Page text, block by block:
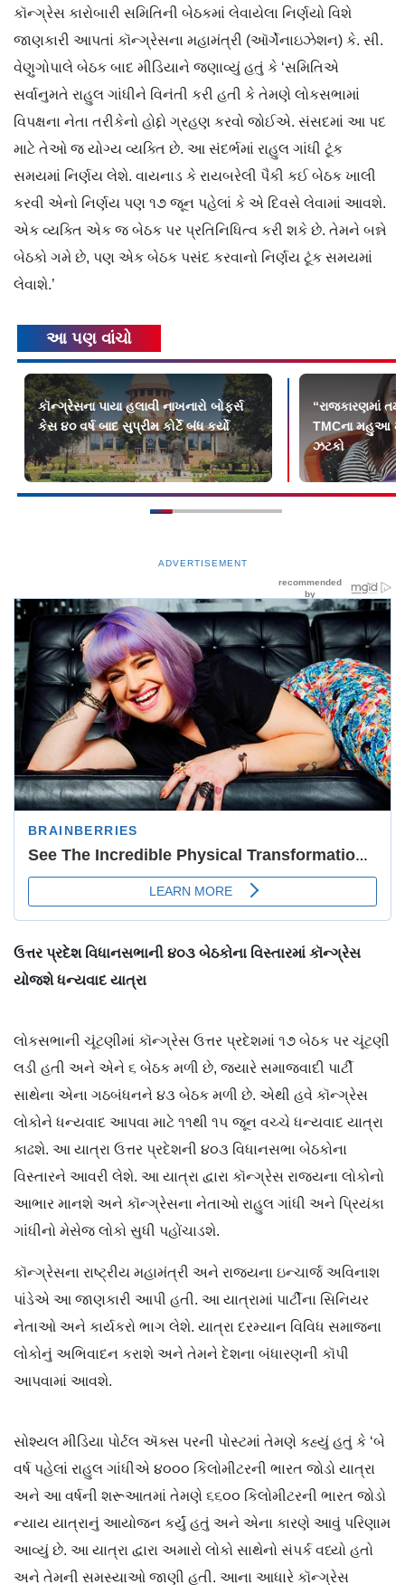
કૉન્ગ્રેસ કારોબારી સમિતિની બેઠકમાં લેવાયેલા નિર્ણયો વિશે
જાણકારી આપતાં કૉન્ગ્રેસના મહામંત્રી (ઑર્ગેનાઇઝેશન) કે. સી.
વેણુગોપાલે બેઠક બાદ મીડિયાને જણાવ્યું હતું કે ‘સમિતિએ
સર્વાનુમતે રાહુલ ગાંધીને વિનંતી કરી હતી કે તેમણે લોકસભામાં
વિપક્ષના નેતા તરીકેનો હોદ્દો ગ્રહણ કરવો જોઈએ. સંસદમાં આ પદ
માટે તેઓ જ યોગ્ય વ્યક્તિ છે. આ સંદર્ભમાં રાહુલ ગાંધી ટૂંક
સમયમાં નિર્ણય લેશે. વાયનાડ કે રાયબરેલી પૈકી કઈ બેઠક ખાલી
કરવી એનો નિર્ણય પણ ૧૭ જૂન પહેલાં કે એ દિવસે લેવામાં આવશે.
એક વ્યક્તિ એક જ બેઠક પર પ્રતિનિધિત્વ કરી શકે છે. તેમને બન્ને
બેઠકો ગમે છે, પણ એક બેઠક પસંદ કરવાનો નિર્ણય ટૂંક સમયમાં
લેવાશે.’
આ પણ વાંચો
કૉન્ગ્રેસના પાયા હલાવી નાખનારો બોફર્સ
કેસ ૪૦ વર્ષ બાદ સુપ્રીમ કોર્ટે બંધ કર્યો
“રાજકારણમાં
TMCના મહુઆ
ઝટકો
ADVERTISEMENT
ઉત્તર પ્રદેશ વિધાનસભાની ૪૦૩ બેઠકોના વિસ્તારમાં કૉન્ગ્રેસ
યોજશે ધન્યવાદ યાત્રા
લોકસભાની ચૂંટણીમાં કૉન્ગ્રેસ ઉત્તર પ્રદેશમાં ૧૭ બેઠક પર ચૂંટણી
લડી હતી અને એને ૬ બેઠક મળી છે, જ્યારે સમાજવાદી પાર્ટી
સાથેના એના ગઠબંધનને ૪૩ બેઠક મળી છે. એથી હવે કૉન્ગ્રેસ
લોકોને ધન્યવાદ આપવા માટે ૧૧થી ૧૫ જૂન વચ્ચે ધન્યવાદ યાત્રા
કાઢશે. આ યાત્રા ઉત્તર પ્રદેશની ૪૦૩ વિધાનસભા બેઠકોના
વિસ્તારને આવરી લેશે. આ યાત્રા દ્વારા કૉન્ગ્રેસ રાજ્યના લોકોનો
આભાર માનશે અને કૉન્ગ્રેસના નેતાઓ રાહુલ ગાંધી અને પ્રિયંકા
ગાંધીનો મેસેજ લોકો સુધી પહોંચાડશે.
કૉન્ગ્રેસના રાષ્ટ્રીય મહામંત્રી અને રાજ્યના ઇન્ચાર્જ અવિનાશ
પાંડેએ આ જાણકારી આપી હતી. આ યાત્રામાં પાર્ટીના સિનિયર
નેતાઓ અને કાર્યકરો ભાગ લેશે. યાત્રા દરમ્યાન વિવિધ સમાજના
લોકોનું અભિવાદન કરાશે અને તેમને દેશના બંધારણની કૉપી
આપવામાં આવશે.
સોશ્યલ મીડિયા પોર્ટલ ઍક્સ પરની પોસ્ટમાં તેમણે કહ્યું હતું કે ‘બે
વર્ષ પહેલાં રાહુલ ગાંધીએ ૪૦૦૦ કિલોમીટરની ભારત જોડો યાત્રા
અને આ વર્ષની શરૂઆતમાં તેમણે ૬૬૦૦ કિલોમીટરની ભારત જોડો
ન્યાય યાત્રાનું આયોજન કર્યું હતું અને એના કારણે આવું પરિણામ
આવ્યું છે. આ યાત્રા દ્વારા અમારો લોકો સાથેનો સંપર્ક વધ્યો હતો
અને તેમની સમસ્યાઓ જાણી હતી. આના આધારે કૉન્ગ્રેસ